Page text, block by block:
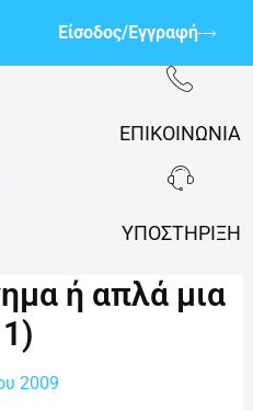
Είσοδος/Εγγραφή
ΕΠΙΚΟΙΝΩΝΊΑ
ΥΠΟΣΤΉΡΙΞΗ
ή απλά μια
2009
Facebook
–
Κίνημα
ή
απλά
εταιρεία?